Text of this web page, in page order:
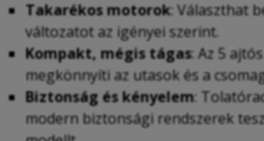
Takarékos motorok: Választhat
változatot az igényei szerint.
Kompakt, mégis tágas: Az 5
megkönnyíti az utasok és a
Biztonság és kényelem:
modern biztonsági rendszerek